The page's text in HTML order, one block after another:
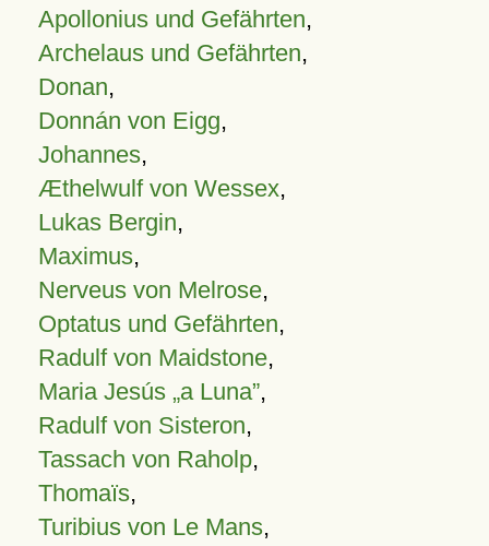
Apollonius und Gefährten,
Archelaus und Gefährten,
Donan,
Donnán von Eigg,
Johannes,
Æthelwulf von Wessex,
Lukas Bergin,
Maximus,
Nerveus von Melrose,
Optatus und Gefährten,
Radulf von Maidstone,
Maria Jesús „a Luna”,
Radulf von Sisteron,
Tassach von Raholp,
Thomaïs,
Turibius von Le Mans,